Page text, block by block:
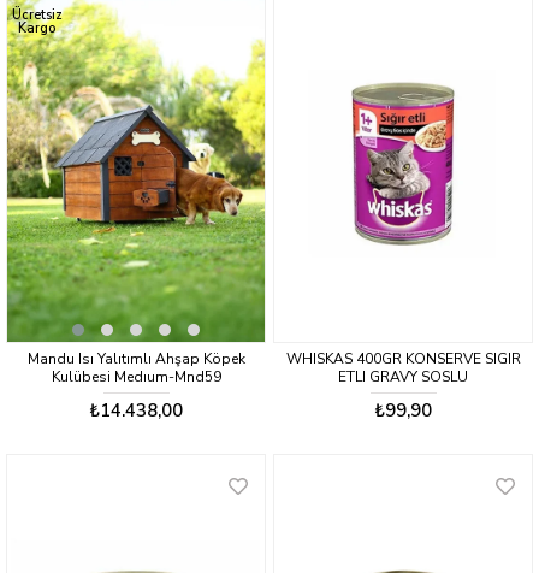
Mandu Isı Yalıtımlı Ahşap Köpek
Kulübesi Medıum-Mnd59
₺14.438,00
Ücretsiz
Kargo
WHISKAS 400GR KONSERVE SIGIR
ETLI GRAVY SOSLU
₺99,90